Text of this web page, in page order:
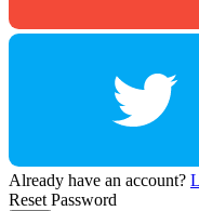
Already have an account?
Reset Password